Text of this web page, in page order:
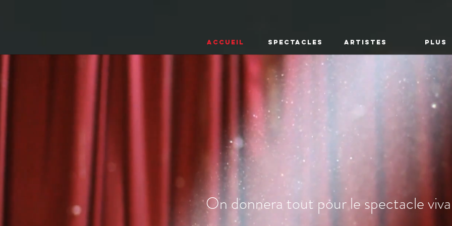
ACCUEIL SPECTACLES ARTISTES Plus
On donnera tout pour le spectacle